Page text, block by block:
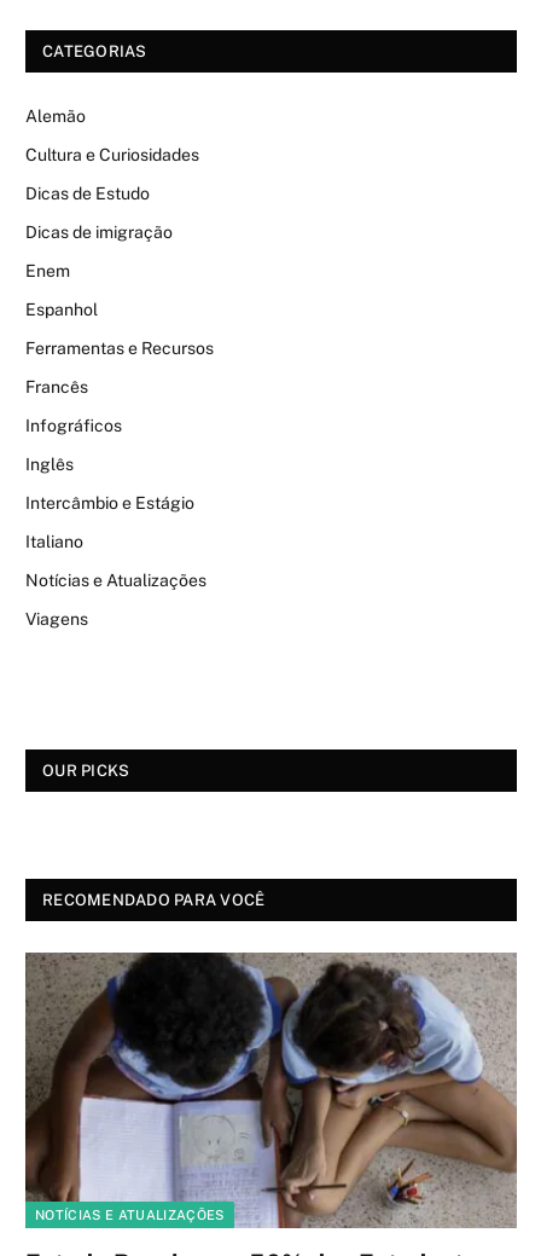
CATEGORIAS
Alemão
Cultura e Curiosidades
Dicas de Estudo
Dicas de imigração
Enem
Espanhol
Ferramentas e Recursos
Francês
Infográficos
Inglês
Intercâmbio e Estágio
Italiano
Notícias e Atualizações
Viagens
OUR PICKS
RECOMENDADO PARA VOCÊ
NOTÍCIAS E ATUALIZAÇÕES